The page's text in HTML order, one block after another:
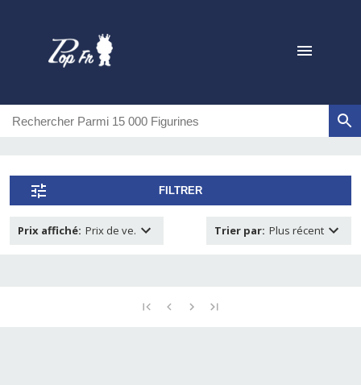
FILTRER
Prix affiché: Prix de ve. Trier par: Plus récent